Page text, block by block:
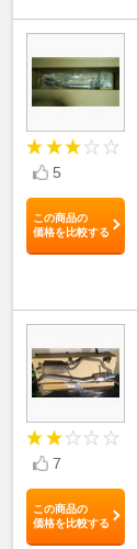
5
この商品の
価格を比較する
7
この商品の
価格を比較する